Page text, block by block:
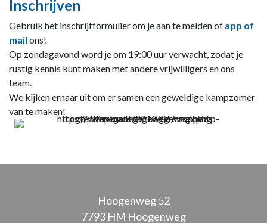
Inschrijven
Gebruik het inschrijfformulier om je aan te melden of app of
mail ons!
Op zondagavond word je om 19:00 uur verwacht, zodat je
rustig kennis kunt maken met andere vrijwilligers en ons
team.
We kijken ernaar uit om er samen een geweldige kampzomer
van te maken!
Hoogenweg 52
7793 HM Hoogenweg